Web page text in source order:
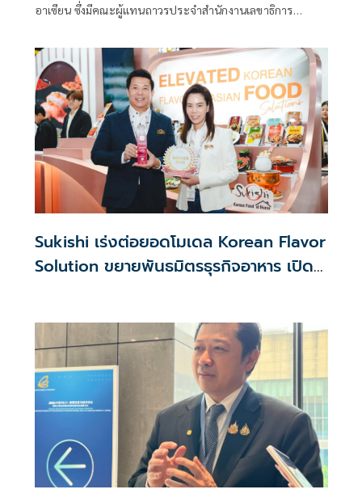
อาเซียน ซึ่งมีคณะผู้แทนถาวรประจำสำนักงานเลขาธิการ
Sukishi เร่งต่อยอดโมเดล Korean Flavor
Solution ขยายพันธมิตรธุรกิจอาหาร เปิด